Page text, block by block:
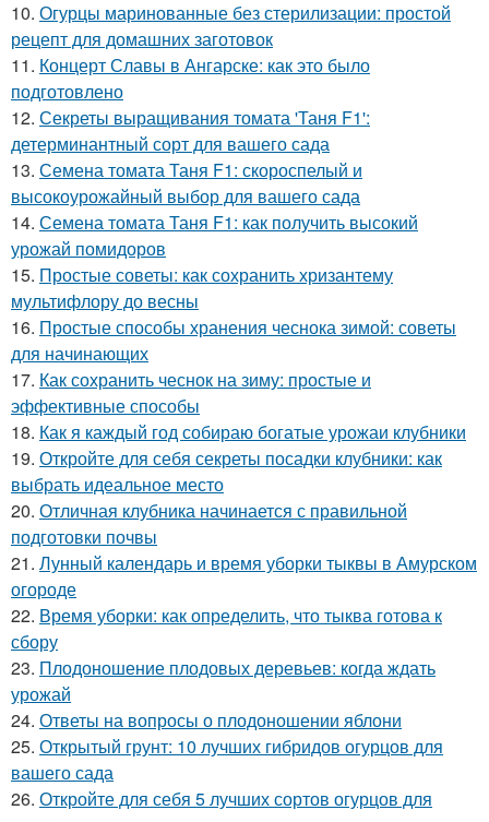
10. Огурцы маринованные без стерилизации: простой
рецепт для домашних заготовок
11. Концерт Славы в Ангарске: как это было
подготовлено
12. Секреты выращивания томата 'Таня F1':
детерминантный сорт для вашего сада
13. Семена томата Таня F1: скороспелый и
высокоурожайный выбор для вашего сада
14. Семена томата Таня F1: как получить высокий
урожай помидоров
15. Простые советы: как сохранить хризантему
мультифлору до весны
16. Простые способы хранения чеснока зимой: советы
для начинающих
17. Как сохранить чеснок на зиму: простые и
эффективные способы
18. Как я каждый год собираю богатые урожаи клубники
19. Откройте для себя секреты посадки клубники: как
выбрать идеальное место
20. Отличная клубника начинается с правильной
подготовки почвы
21. Лунный календарь и время уборки тыквы в Амурском
огороде
22. Время уборки: как определить, что тыква готова к
сбору
23. Плодоношение плодовых деревьев: когда ждать
урожай
24. Ответы на вопросы о плодоношении яблони
25. Открытый грунт: 10 лучших гибридов огурцов для
вашего сада
26. Откройте для себя 5 лучших сортов огурцов для